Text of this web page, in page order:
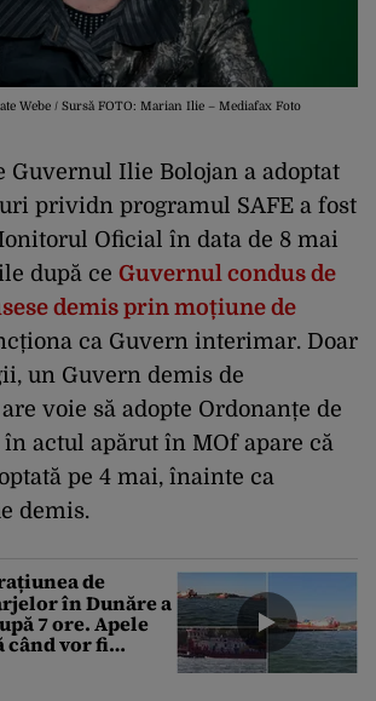
Webe / Sursă FOTO: Marian Ilie – Mediafax Foto
Guvernul Ilie Bolojan a adoptat
prividn programul SAFE a fost
Oficial în data de 8 mai
după ce Guvernul condus de
demis prin moțiune de
ca Guvern interimar. Doar
un Guvern demis de
voie să adopte Ordonanțe de
în actul apărut în MOf apare că
pe 4 mai, înainte ca
demis.
de
în Dunăre a
7 ore. Apele
când vor fi